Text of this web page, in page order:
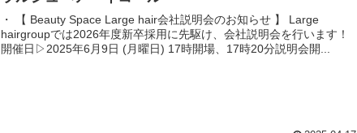
・ 【 Beauty Space Large hair会社説明会のお知らせ 】 Large
hairgroupでは2026年度新卒採用に先駆け、会社説明会を行います！
開催日▷2025年6月9日 (月曜日) 17時開場、17時20分説明会開...